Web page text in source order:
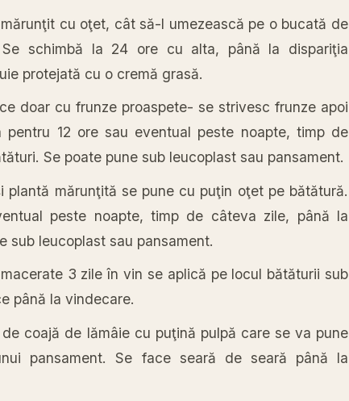
cu oţet, cât să-l umezească pe o bucată de
schimbă la 24 ore cu alta, până la dispariţia
protejată cu o cremă grasă.
doar cu frunze proaspete- se strivesc frunze apoi
12 ore sau eventual peste noapte, timp de
Se poate pune sub leucoplast sau pansament.
plantă mărunţită se pune cu puţin oţet pe bătătură.
peste noapte, timp de câteva zile, până la
sub leucoplast sau pansament.
3 zile în vin se aplică pe locul bătăturii sub
până la vindecare.
coajă de lămâie cu puţină pulpă care se va pune
pansament. Se face seară de seară până la